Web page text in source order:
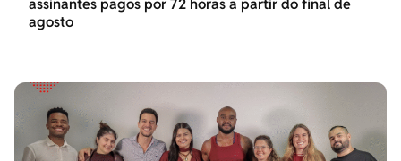
assinantes pagos por 72 horas a partir do final de
agosto